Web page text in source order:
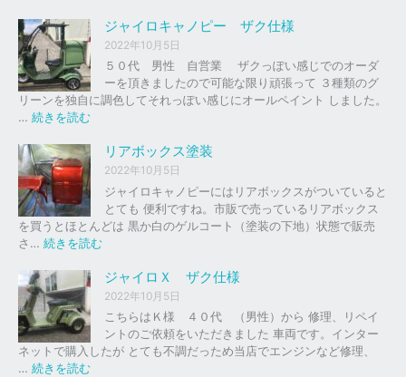
イ
ク
車
下
、
買
取
を
は
ま
し
た
。
ャ
イ
ロ
ッ
ド
ッ
ド
ジャイロキャノピー ザク仕様
2022年10月5日
５０代 男性 自営業 ザクっぽい感じでのオーダ
ーを頂きましたので可能な限り頑張って ３種類のグ
リーンを独自に調色してそれっぽい感じにオールペイント しました。
… 続きを読む
イ
ロ
キ
ャ
ノ
ピ
ー
ザ
ク
仕
様
リアボックス塗装
2022年10月5日
ジャイロキャノピーにはリアボックスがついていると
とても 便利ですね。市販で売っているリアボックス
を買うとほとんどは 黒か白のゲルコート（塗装の下地）状態で販売
さ… 続きを読む
ア
ボ
ッ
ク
ス
ジャイロＸ ザク仕様
2022年10月5日
こちらはＫ様 ４０代 （男性）から 修理、リペイ
ントのご依頼をいただきました 車両です。インター
ネットで購入したが とても不調だっため当店でエンジンなど修理、
… 続きを読む